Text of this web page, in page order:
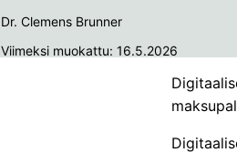
Dr. Clemens Brunner
Viimeksi muokattu: 16.5.2026